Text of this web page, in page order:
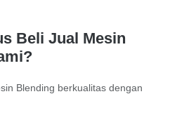
Beli Jual Mesin
Blending berkualitas dengan